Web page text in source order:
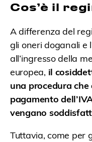
Cos’è il
A differenza del
gli oneri doganali e
all’ingresso della
europea, il
una procedura
pagamento
vengano
Tuttavia, come per